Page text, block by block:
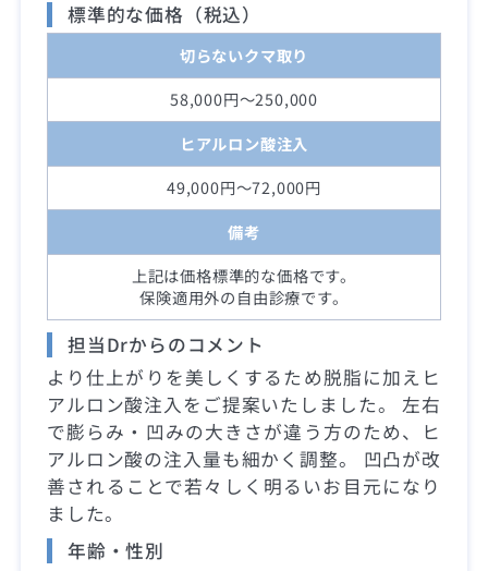
標準的な価格（税込）
切らないクマ取り
58,000円～250,000
ヒアルロン酸注入
49,000円～72,000円
備考
上記は価格標準的な価格です。
保険適用外の自由診療です。
担当Drからのコメント
より仕上がりを美しくするため脱脂に加えヒ
アルロン酸注入をご提案いたしました。 左右
で膨らみ・凹みの大きさが違う方のため、ヒ
アルロン酸の注入量も細かく調整。 凹凸が改
善されることで若々しく明るいお目元になり
ました。
年齢・性別